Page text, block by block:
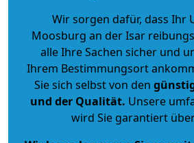
Wir sorgen dafür, dass Ihr
Moosburg an der Isar
alle Ihre Sachen sicher und
Ihrem Bestimmungsort
Sie sich selbst von den
und der Qualität. Unsere
wird Sie garantiert